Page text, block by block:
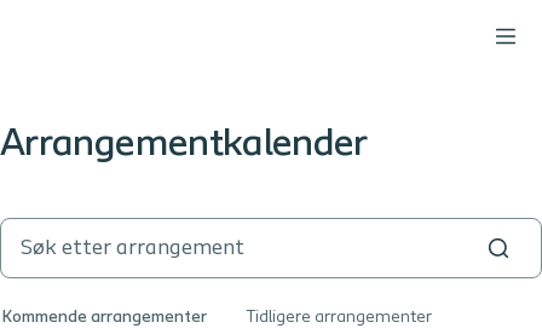
Arrangementkalender
Kommende arrangementer Tidligere arrangementer